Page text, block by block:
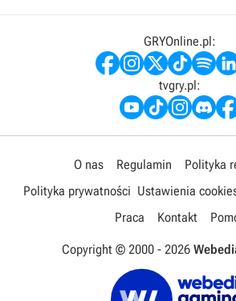
GRYOnline.pl:
tvgry.pl:
O nas Regulamin
Polityka
Polityka prywatności Ustawienia
Praca
Kontakt
Copyright © 2000 - 2026